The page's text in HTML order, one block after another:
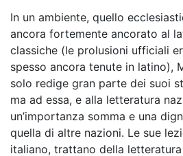
In un ambiente, quello
ancora fortemente ancorato al
classiche (le prolusioni ufficiali
spesso ancora tenute in latino),
solo redige gran parte dei suoi
ma ad essa, e alla letteratura
un’importanza somma e una
quella di altre nazioni. Le sue
italiano, trattano della